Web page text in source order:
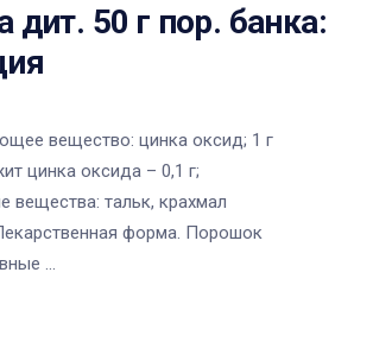
дит. 50 г пор. банка:
вещество: цинка оксид; 1 г
цинка оксида – 0,1 г;
вещества: тальк, крахмал
форма. Порошок
...